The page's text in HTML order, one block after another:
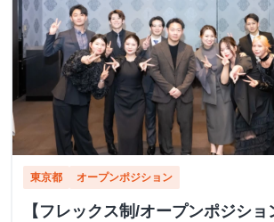
東京都 オープンポジション
【フレックス制/オープンポジシ